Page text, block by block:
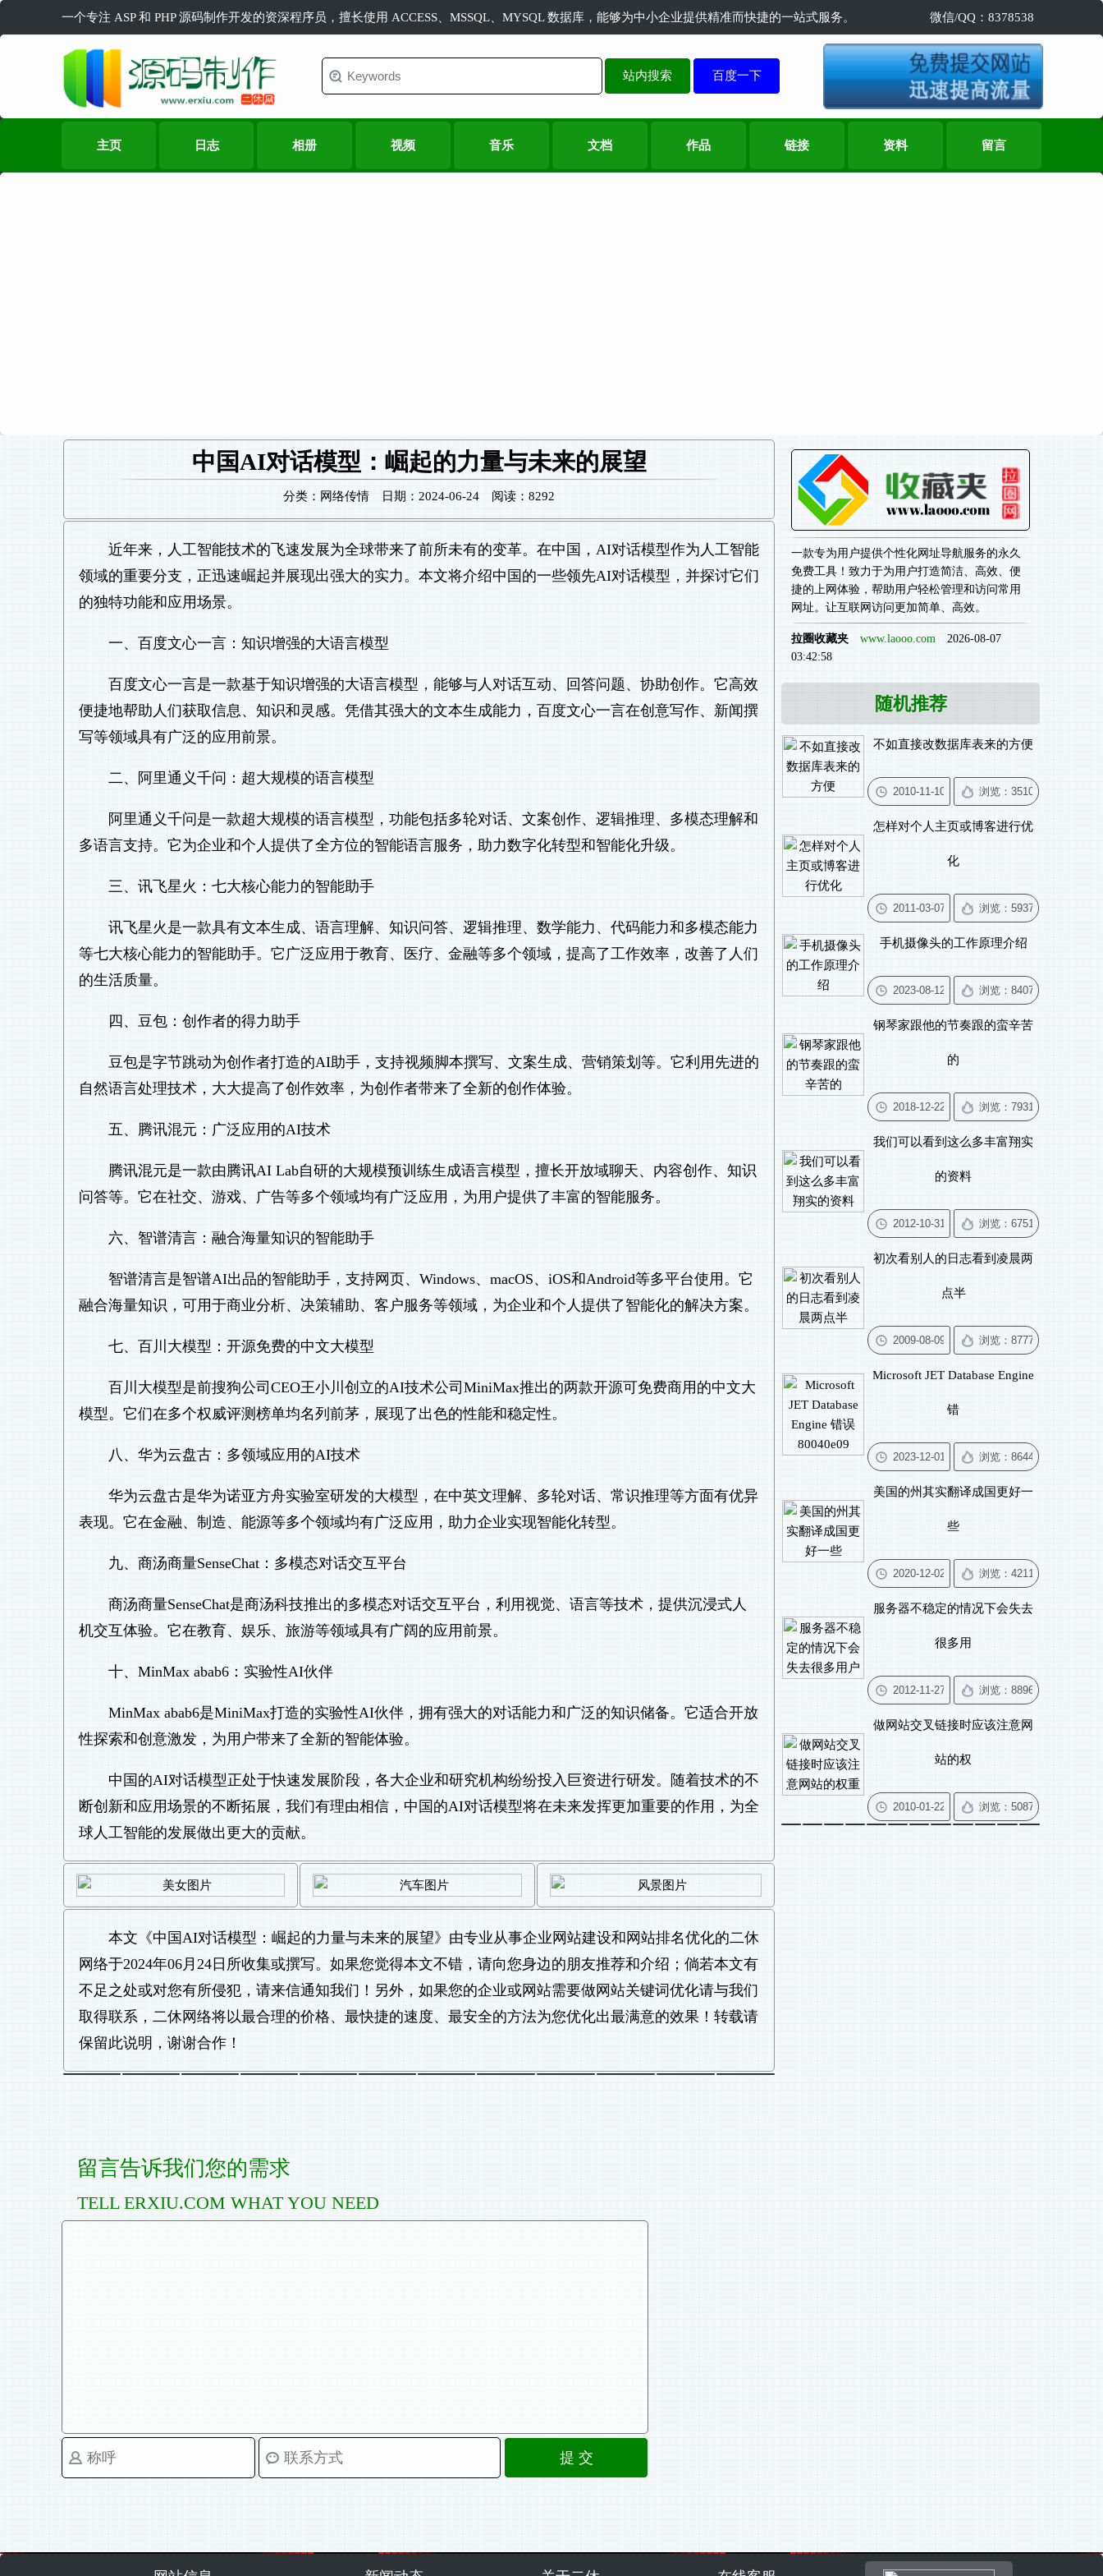
一个专注 ASP 和 PHP 源码制作开发的资深程序员，擅长使用 ACCESS、MSSQL、MYSQL 数据库，能够为中小企业提供精准而快捷的一站式服务。 微信/QQ：8378538
站内搜索
主页 日志 相册 视频 音乐 文档 作品 链接 资料 留言
中国AI对话模型：崛起的力量与未来的展望
分类：网络传情 日期：2024-06-24 阅读：8292
近年来，人工智能技术的飞速发展为全球带来了前所未有的变革。在中国，AI对话模型作为人工智能
领域的重要分支，正迅速崛起并展现出强大的实力。本文将介绍中国的一些领先AI对话模型，并探讨它们
的独特功能和应用场景。
一、百度文心一言：知识增强的大语言模型
百度文心一言是一款基于知识增强的大语言模型，能够与人对话互动、回答问题、协助创作。它高效
便捷地帮助人们获取信息、知识和灵感。凭借其强大的文本生成能力，百度文心一言在创意写作、新闻撰
写等领域具有广泛的应用前景。
二、阿里通义千问：超大规模的语言模型
阿里通义千问是一款超大规模的语言模型，功能包括多轮对话、文案创作、逻辑推理、多模态理解和
多语言支持。它为企业和个人提供了全方位的智能语言服务，助力数字化转型和智能化升级。
三、讯飞星火：七大核心能力的智能助手
讯飞星火是一款具有文本生成、语言理解、知识问答、逻辑推理、数学能力、代码能力和多模态能力
等七大核心能力的智能助手。它广泛应用于教育、医疗、金融等多个领域，提高了工作效率，改善了人们
的生活质量。
四、豆包：创作者的得力助手
豆包是字节跳动为创作者打造的AI助手，支持视频脚本撰写、文案生成、营销策划等。它利用先进的
自然语言处理技术，大大提高了创作效率，为创作者带来了全新的创作体验。
五、腾讯混元：广泛应用的AI技术
腾讯混元是一款由腾讯AI Lab自研的大规模预训练生成语言模型，擅长开放域聊天、内容创作、知识
问答等。它在社交、游戏、广告等多个领域均有广泛应用，为用户提供了丰富的智能服务。
六、智谱清言：融合海量知识的智能助手
智谱清言是智谱AI出品的智能助手，支持网页、Windows、macOS、iOS和Android等多平台使用。它
融合海量知识，可用于商业分析、决策辅助、客户服务等领域，为企业和个人提供了智能化的解决方案。
七、百川大模型：开源免费的中文大模型
百川大模型是前搜狗公司CEO王小川创立的AI技术公司MiniMax推出的两款开源可免费商用的中文大
模型。它们在多个权威评测榜单均名列前茅，展现了出色的性能和稳定性。
八、华为云盘古：多领域应用的AI技术
华为云盘古是华为诺亚方舟实验室研发的大模型，在中英文理解、多轮对话、常识推理等方面有优异
表现。它在金融、制造、能源等多个领域均有广泛应用，助力企业实现智能化转型。
九、商汤商量SenseChat：多模态对话交互平台
商汤商量SenseChat是商汤科技推出的多模态对话交互平台，利用视觉、语言等技术，提供沉浸式人
机交互体验。它在教育、娱乐、旅游等领域具有广阔的应用前景。
十、MinMax abab6：实验性AI伙伴
MinMax abab6是MiniMax打造的实验性AI伙伴，拥有强大的对话能力和广泛的知识储备。它适合开放
性探索和创意激发，为用户带来了全新的智能体验。
中国的AI对话模型正处于快速发展阶段，各大企业和研究机构纷纷投入巨资进行研发。随着技术的不
断创新和应用场景的不断拓展，我们有理由相信，中国的AI对话模型将在未来发挥更加重要的作用，为全
球人工智能的发展做出更大的贡献。
本文《中国AI对话模型：崛起的力量与未来的展望》由专业从事企业网站建设和 网站排名优化的二休
网络于2024年06月24日所收集或撰写。如果您觉得本文不错，请向您身边的朋友推荐和介绍；倘若本文有
不足之处或对您有所侵犯，请来信通知我们！另外，如果您的企业或网站需要做 网站关键词优化请与我们
取得联系，二休网络将以最合理的价格、最快捷的速度、最安全的方法为您优化出最满意的效果！转载请
保留此说明，谢谢合作！
一款专为用户提供个性化网址导航服务的永久
免费工具！致力于为用户打造简洁、高效、便
捷的上网体验，帮助用户轻松管理和访问常用
网址。让互联网访问更加简单、高效。
拉圈收藏夹 www.laooo.com 2026-08-07
03:42:58
随机推荐
不如直接改数据库表来的方便
怎样对个人主页或博客进行优
化
手机摄像头的工作原理介绍
钢琴家跟他的节奏跟的蛮辛苦
的
我们可以看到这么多丰富翔实
的资料
初次看别人的日志看到凌晨两
点半
Microsoft JET Database Engine
错
美国的州其实翻译成国更好一
些
服务器不稳定的情况下会失去
很多用
做网站交叉链接时应该注意网
站的权
留言告诉我们您的需求
TELL ERXIU.COM WHAT YOU NEED